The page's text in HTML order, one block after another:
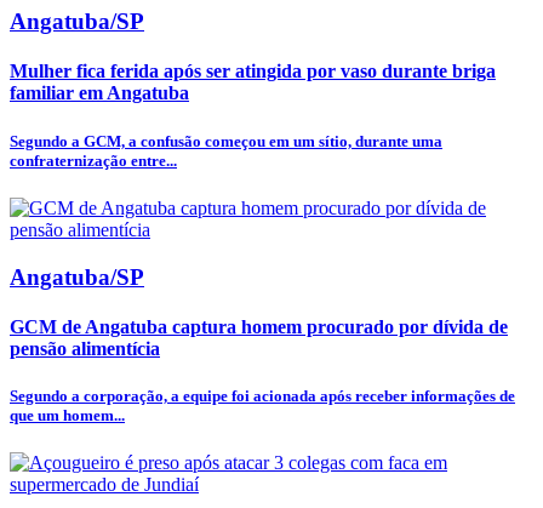
Angatuba/SP
Mulher fica ferida após ser atingida por vaso durante briga
familiar em Angatuba
Segundo a GCM, a confusão começou em um sítio, durante uma
confraternização entre...
Angatuba/SP
GCM de Angatuba captura homem procurado por dívida de
pensão alimentícia
Segundo a corporação, a equipe foi acionada após receber informações de
que um homem...